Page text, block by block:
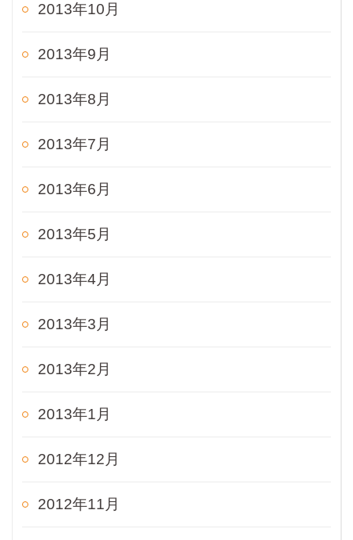
2013年10月
2013年9月
2013年8月
2013年7月
2013年6月
2013年5月
2013年4月
2013年3月
2013年2月
2013年1月
2012年12月
2012年11月